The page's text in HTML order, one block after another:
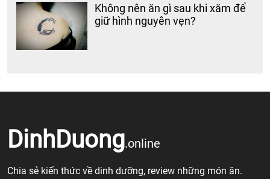
Không nên ăn gì sau khi xăm để
giữ hình nguyên vẹn?
DinhDuong.online
Chia sẻ kiến thức về dinh dưỡng, review những món ăn.